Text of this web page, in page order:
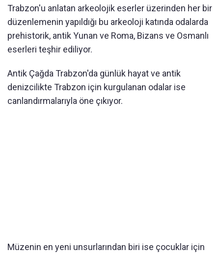
Trabzon'u anlatan arkeolojik eserler üzerinden her bir
düzenlemenin yapıldığı bu arkeoloji katında odalarda
prehistorik, antik Yunan ve Roma, Bizans ve Osmanlı
eserleri teşhir ediliyor.
Antik Çağda Trabzon'da günlük hayat ve antik
denizcilikte Trabzon için kurgulanan odalar ise
canlandırmalarıyla öne çıkıyor.
Müzenin en yeni unsurlarından biri ise çocuklar için